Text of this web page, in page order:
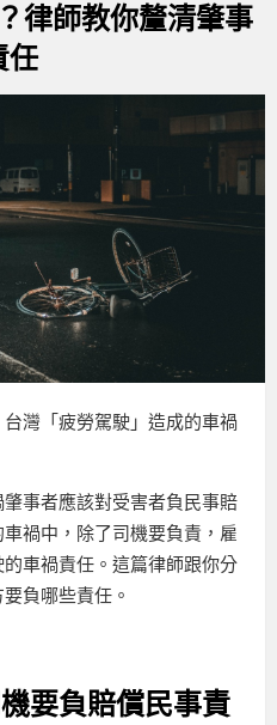
律師教你釐清肇事
任
灣「疲勞駕駛」造成的車禍
事者應該對受害者負民事賠
禍中，除了司機要負責，雇
車禍責任。這篇律師跟你分
負哪些責任。
要負賠償民事責